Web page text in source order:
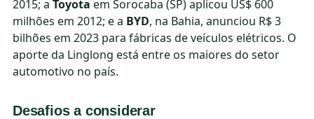
2015; a Toyota em Sorocaba (SP) aplicou US$ 600
milhões em 2012; e a BYD, na Bahia, anunciou R$ 3
bilhões em 2023 para fábricas de veículos elétricos. O
aporte da Linglong está entre os maiores do setor
automotivo no país.
Desafios a considerar